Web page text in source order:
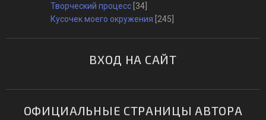
Творческий процесс [34]
Кусочек моего окружения [245]
ВХОД НА САЙТ
ОФИЦИАЛЬНЫЕ СТРАНИЦЫ АВТОРА